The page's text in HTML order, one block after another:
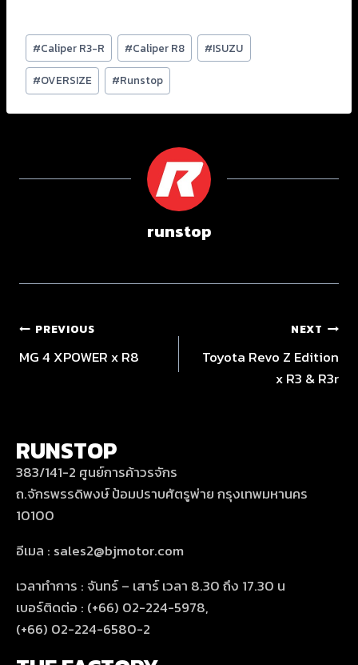
#Caliper R3-R #Caliper R8 #ISUZU
#OVERSIZE #Runstop
runstop
PREVIOUS
MG 4 XPOWER x R8
NEXT
Toyota Revo Z Edition
x R3 & R3r
RUNSTOP
383/141-2 ศูนย์การค้าวรจักร
ถ.จักรพรรดิพงษ์ ป้อมปราบศัตรูพ่าย กรุงเทพมหานคร
10100
อีเมล : sales2@bjmotor.com
เวลาทำการ : จันทร์ – เสาร์ เวลา 8.30 ถึง 17.30 น
เบอร์ติดต่อ : (+66) 02-224-5978,
(+66) 02-224-6580-2